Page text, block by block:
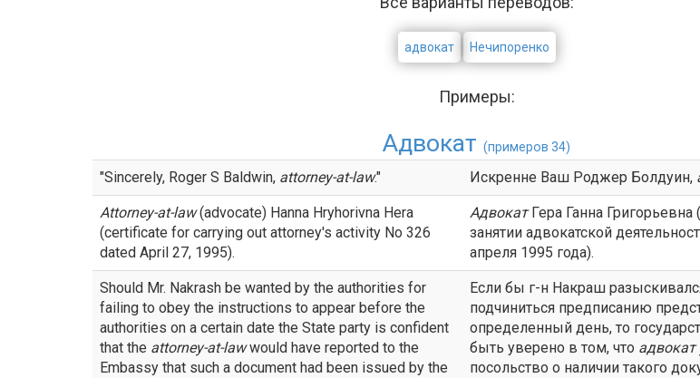
адвокат Нечипоренко
Примеры:
Адвокат(примеров 34)
"Sincerely, Roger S Baldwin, attorney-at-law." Искренне Ваш Роджер Болдуин,
Attorney-at-law(advocate) Hanna Hryhorivna Hera
(certificate for carrying out attorney's activity No 326
dated April 27, 1995).
АдвокатГера Ганна Григорьевна
занятии адвокатской
апреля 1995 года).
Should Mr. Nakrash be wanted by the authorities for
failing to obey the instructions to appear before the
authorities on a certain date the State party is confident
that the attorney-at-lawwould have reported to the
Embassy that such a document had been issued by the
Если бы г-н Накраш
подчиниться предписанию
определенный день, то
быть уверено в том, что адвокат
посольство о наличии такого